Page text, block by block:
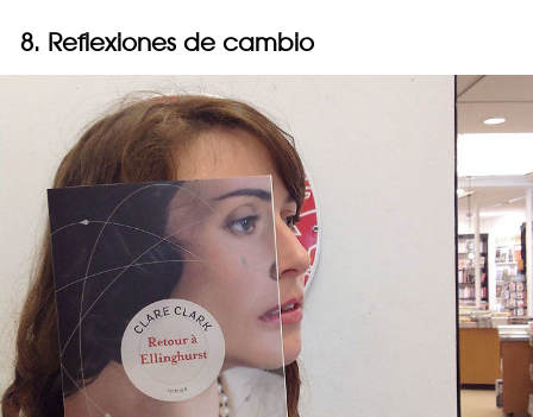
8. Reflexiones de cambio